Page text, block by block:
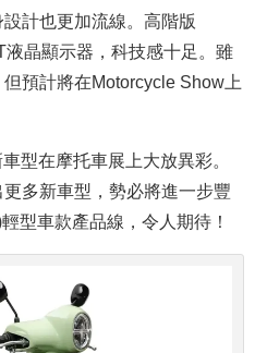
計也更加流線。高階版
晶顯示器，科技感十足。雖
預計將在Motorcycle Show上
型在摩托車展上大放異彩。
多新車型，勢必將進一步豐
輕型車款產品線，令人期待！